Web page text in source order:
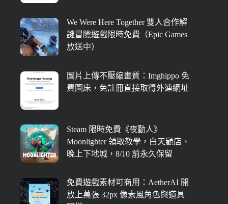
We Were Here Together 雙人合作解
謎冒險遊戲限時免費（Epic Games
放送中）
圖片上傳不壓縮畫質：Imghippo 免
費圖床，免註冊直接取得外連網址
Steam 限時免費《夜勤人》
Moonlighter 領取教學，白天顧店、
晚上下地城，8/10 前永久保留
免費遊戲素材可商用：AetherAI 開
放上萬張 32px 像素風角色與道具